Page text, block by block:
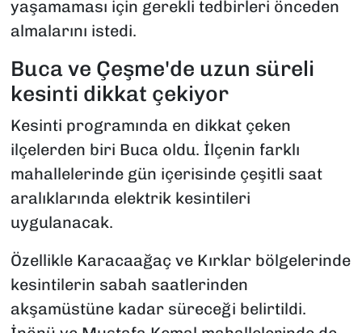
yaşamaması için gerekli tedbirleri önceden
almalarını istedi.
Buca ve Çeşme'de uzun süreli
kesinti dikkat çekiyor
Kesinti programında en dikkat çeken
ilçelerden biri Buca oldu. İlçenin farklı
mahallelerinde gün içerisinde çeşitli saat
aralıklarında elektrik kesintileri
uygulanacak.
Özellikle Karacaağaç ve Kırklar bölgelerinde
kesintilerin sabah saatlerinden
akşamüstüne kadar süreceği belirtildi.